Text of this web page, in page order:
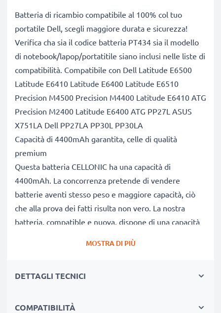
Batteria di ricambio compatibile al 100% col tuo
portatile Dell, scegli maggiore durata e sicurezza!
Verifica cha sia il codice batteria PT434 sia il modello
di notebook/lapop/portatitile siano inclusi nelle liste di
compatibilità. Compatibile con Dell Latitude E6500
Latitude E6410 Latitude E6400 Latitude E6510
Precision M4500 Precision M4400 Latitude E6410 ATG
Precision M2400 Latitude E6400 ATG PP27L ASUS
X751LA Dell PP27LA PP30L PP30LA
Capacità di 4400mAh garantita, celle di qualità
premium
Questa batteria CELLONIC ha una capacità di
4400mAh. La concorrenza pretende di vendere
batterie aventi stesso peso e maggiore capacità, ciò
che alla prova dei fatti risulta non vero. La nostra
batteria, compatible e nuova, dispone di una capacità
continuamente altissime performance in termini di
superano quelle della vecchia batteria originale Dell,
MOSTRA DI PIÙ
DETTAGLI TECNICI
COMPATIBILITÀ